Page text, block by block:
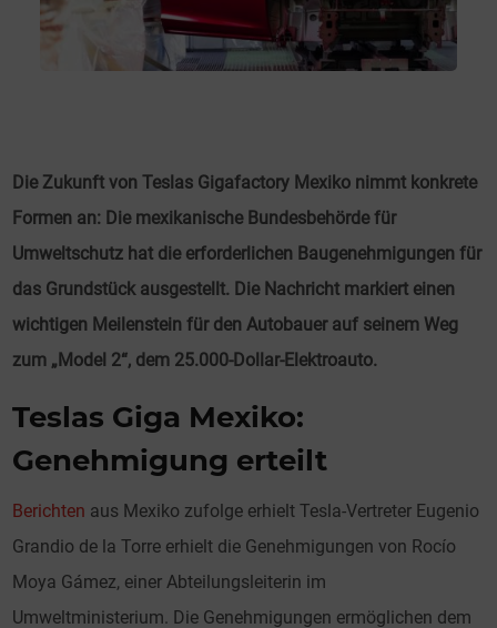
Die Zukunft von Teslas Gigafactory Mexiko nimmt konkrete
Formen an: Die mexikanische Bundesbehörde für
Umweltschutz hat die erforderlichen Baugenehmigungen für
das Grundstück ausgestellt. Die Nachricht markiert einen
wichtigen Meilenstein für den Autobauer auf seinem Weg
zum „Model 2“, dem 25.000-Dollar-Elektroauto.
Teslas Giga Mexiko:
Genehmigung erteilt
Berichten aus Mexiko zufolge erhielt Tesla-Vertreter Eugenio
Grandio de la Torre erhielt die Genehmigungen von Rocío
Moya Gámez, einer Abteilungsleiterin im
Umweltministerium. Die Genehmigungen ermöglichen dem